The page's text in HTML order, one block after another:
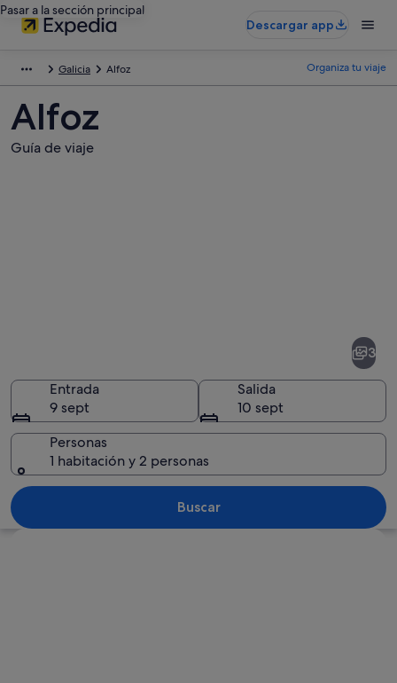
Pasar a la sección principal
Descargar app
Galicia Alfoz Organiza tu viaje
Alfoz
Guía de viaje
Un pueblo con una iglesia
3
Entrada
9 sept
Salida
10 sept
Personas
1 habitación y 2 personas
Buscar